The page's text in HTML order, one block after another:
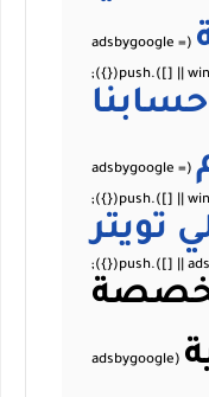
حسابنا
تويتر